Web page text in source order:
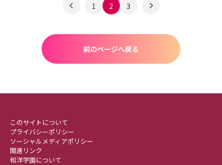
1 2 3
前のページへ戻る
このサイトについて
プライバシーポリシー
ソーシャルメディアポリシー
関連リンク
和洋学園について